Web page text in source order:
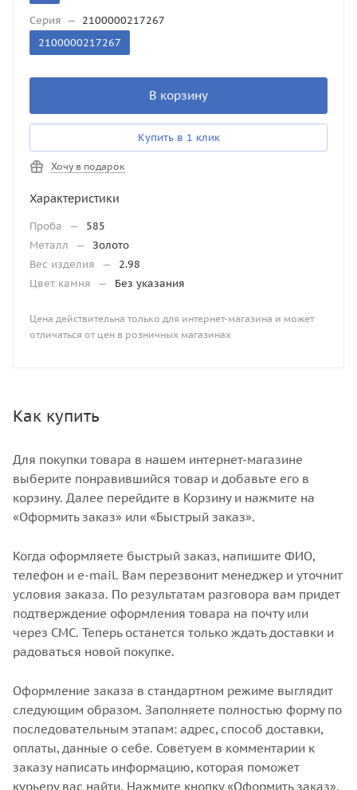
Серия — 2100000217267
2100000217267
В корзину
Купить в 1 клик
Хочу в подарок
Характеристики
Проба —
585
Металл
—
Золото
Вес изделия
—
2.98
Цвет камня
— Без указания
Цена действительна только для интернет-магазина и может
отличаться от цен в розничных магазинах
Как купить
Для покупки товара в нашем интернет-магазине
выберите понравившийся товар и добавьте его в
корзину. Далее перейдите в Корзину и нажмите на
«Оформить заказ» или «Быстрый заказ».
Когда оформляете быстрый заказ, напишите ФИО,
телефон и e-mail. Вам перезвонит менеджер и уточнит
условия заказа. По результатам разговора вам придет
подтверждение оформления товара на почту или
через СМС. Теперь останется только ждать доставки и
радоваться новой покупке.
Оформление заказа в стандартном режиме выглядит
следующим образом. Заполняете полностью форму по
последовательным этапам: адрес, способ доставки,
оплаты, данные о себе. Советуем в комментарии к
заказу написать информацию, которая поможет
курьеру вас найти. Нажмите кнопку «Оформить заказ».